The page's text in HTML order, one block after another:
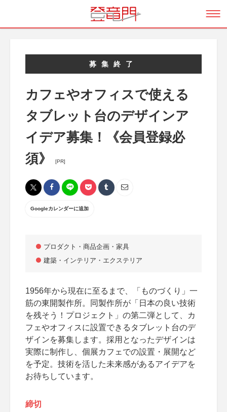
募集終了
カフェやオフィスで使える
タブレット台のデザインア
イデア募集！《会員登録必
須》
[PR]
Googleカレンダーに追加
プロダクト・商品企画・家具
建築・インテリア・エクステリア
1956年から現在に至るまで、「ものづくり」一
筋の東開製作所。同製作所が「日本の良い技術
を残そう！プロジェクト」の第二弾として、カ
フェやオフィスに設置できるタブレット台のデ
ザインを募集します。採用となったデザインは
実際に制作し、個展カフェでの設置・展開など
を予定。技術を活した未来感があるアイデアを
お待ちしています。
締切